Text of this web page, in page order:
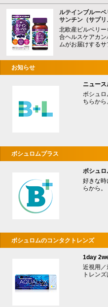
ルテインブルー
サンチン（サプリ
北欧産ビルベリ
合ヘルスケアカン
ムがお届けするサ
お知らせ
ニュー
ボシュロ
ちらから
ボシュロムプラス
ボシュロ
好きな時
らから。
ボシュロムのコンタクトレンズ
1day
近視用／
トレンズ